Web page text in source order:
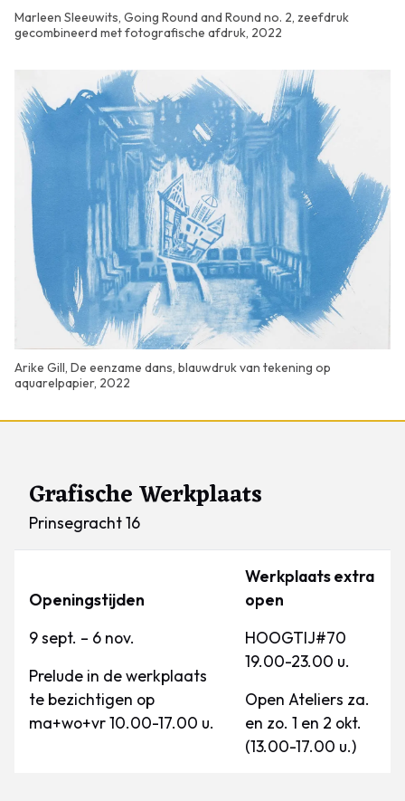
Marleen Sleeuwits, Going Round and Round no. 2, zeefdruk
gecombineerd met fotografische afdruk, 2022
Arike Gill, De eenzame dans, blauwdruk van tekening op
aquarelpapier, 2022
Grafische Werkplaats
Prinsegracht 16
Openingstijden
9 sept. – 6 nov.
Prelude in de werkplaats
te bezichtigen op
ma+wo+vr 10.00-17.00 u.
Werkplaats extra
open
HOOGTIJ#70
19.00-23.00 u.
Open Ateliers za.
en zo. 1 en 2 okt.
(13.00-17.00 u.)